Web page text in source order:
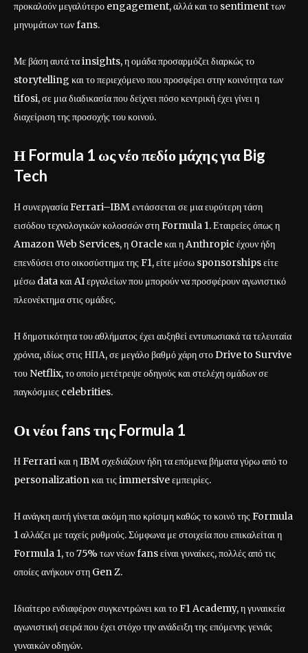
προκαλούν μεγαλύτερο engagement, αλλά και το sentiment των
μηνυμάτων των fans.
Με βάση αυτά τα insights, η ομάδα προσαρμόζει διαρκώς το
storytelling και το περιεχόμενο που προσφέρει στην κοινότητα των
tifosi, σε μια διαδικασία που δείχνει πόσο κεντρική έχει γίνει η
διαχείριση της προσοχής του κοινού.
Η Formula 1 ως νέο πεδίο μάχης για Big
Tech
Η συνεργασία Ferrari–IBM εντάσσεται σε μια ευρύτερη τάση
εισόδου τεχνολογικών κολοσσών στη Formula 1. Εταιρείες όπως η
Amazon Web Services, η Oracle και η Anthropic έχουν ήδη
επενδύσει στο οικοσύστημα της F1, είτε μέσω sponsorships είτε
μέσω data και AI εργαλείων που μπορούν να προσφέρουν αγωνιστικό
πλεονέκτημα στις ομάδες.
Η δημοτικότητα του αθλήματος έχει αυξηθεί εντυπωσιακά τα τελευταία
χρόνια, ιδίως στις ΗΠΑ, σε μεγάλο βαθμό χάρη στο Drive to Survive
του Netflix, το οποίο μετέτρεψε οδηγούς και στελέχη ομάδων σε
παγκόσμιες celebrities.
Οι νέοι fans της Formula 1
Η Ferrari και η IBM σχεδιάζουν ήδη τα επόμενα βήματα γύρω από το
personalization και τις immersive εμπειρίες.
Η ανάγκη αυτή γίνεται ακόμη πιο κρίσιμη καθώς το κοινό της Formula
1 αλλάζει με ταχείς ρυθμούς. Σύμφωνα με στοιχεία που επικαλείται η
Formula 1, το 75% των νέων fans είναι γυναίκες, πολλές από τις
οποίες ανήκουν στη Gen Z.
Ιδιαίτερο ενδιαφέρον συγκεντρώνει και το F1 Academy, η γυναικεία
αγωνιστική σειρά που έχει στόχο την ανάδειξη της επόμενης γενιάς
γυναικών οδηγών.